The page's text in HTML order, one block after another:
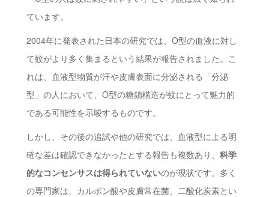
ています。
2004年に発表された日本の研究では、O型の血液に対し
て蚊がより多く集まるという結果が報告されました。こ
れは、血液型物質が汗や皮膚表面に分泌される「分泌
型」の人において、O型の糖鎖構造が蚊にとって魅力的
である可能性を示唆するものです。
しかし、その後の追試や他の研究では、血液型による明
確な差は確認できなかったとする報告も複数あり、 科学
的なコンセンサスは得られていないのが現状です。多く
の専門家は、カルボン酸や皮膚常在菌、二酸化炭素とい